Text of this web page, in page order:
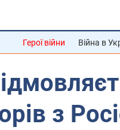
Герої війни Війна в
з